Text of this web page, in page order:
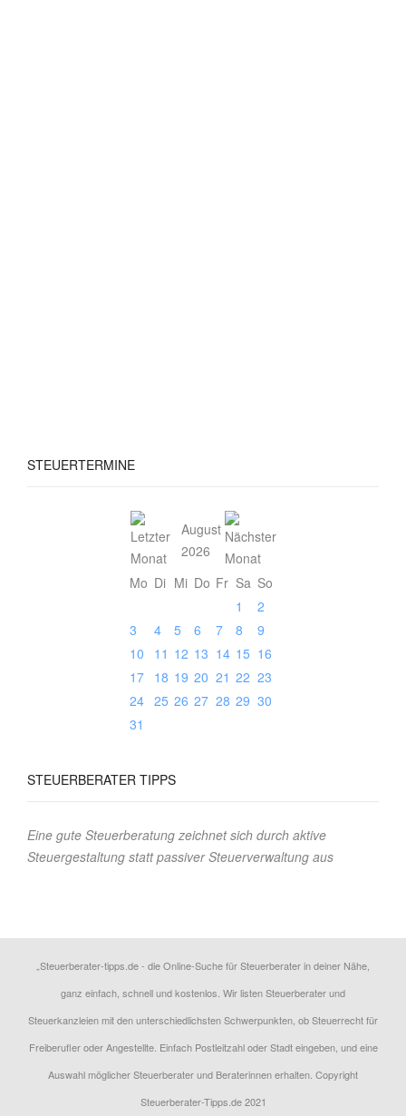
STEUERTERMINE
August
2026
Mo Di Mi Do Fr Sa So
1
2
3
4 5 6 7 8
9
10
11 12 13 14 15 16
17
18 19 20 21 22 23
24 25 26 27 28 29 30
31
STEUERBERATER TIPPS
Eine gute Steuerberatung zeichnet sich durch aktive
Steuergestaltung statt passiver Steuerverwaltung aus
„Steuerberater-tipps.de - die Online-Suche für Steuerberater in deiner Nähe,
ganz einfach, schnell und kostenlos. Wir listen Steuerberater und
Steuerkanzleien mit den unterschiedlichsten Schwerpunkten, ob Steuerrecht für
Freiberufler oder Angestellte. Einfach Postleitzahl oder Stadt eingeben, und eine
Auswahl möglicher Steuerberater und Beraterinnen erhalten. Copyright
Steuerberater-Tipps.de 2021